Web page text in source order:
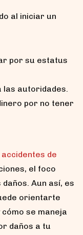
al iniciar un
por su estatus
las autoridades.
por no tener
de
el foco
Aun así, es
orientarte
se maneja
daños a tu